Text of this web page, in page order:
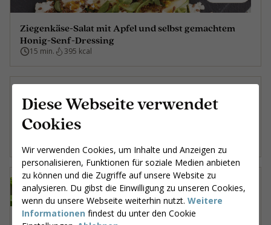
Diese Webseite verwendet
Cookies
Wir verwenden Cookies, um Inhalte und Anzeigen zu
personalisieren, Funktionen für soziale Medien anbieten
zu können und die Zugriffe auf unsere Website zu
analysieren. Du gibst die Einwilligung zu unseren Cookies,
wenn du unsere Webseite weiterhin nutzt. Weitere
Informationen findest du unter den Cookie
Ziegenkäse-Salat mit Apfel und selbst gemachtem
Honig-Senf-Dressing
15 min. 395 kcal
Schweinefilet auf Bett aus gegrilltem Gemüse
Phase 2B
Rucola mit Ziegenkäse, frischer Feige und